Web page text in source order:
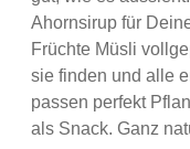
Ahornsirup für
Früchte Müsli
sie finden und alle
passen perfekt
als Snack. Ganz